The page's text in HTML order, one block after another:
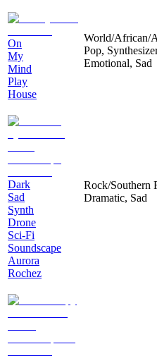
On
My
Mind
Play
House
World/African/
Pop,
Emotional, Sad
Dark
Sad
Synth
Drone
Sci-Fi
Soundscape
Aurora
Rochez
Rock/Southern
Dramatic, Sad